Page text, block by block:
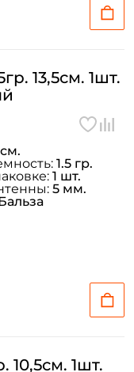
13,5см. 1шт.
1.5 гр.
1 шт.
5 мм.
10,5см. 1шт.